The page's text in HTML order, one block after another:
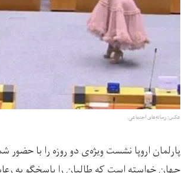
عکس: رسانه‌های اجتماعی.
پارلمان اروپا نشست ویژه‌ی دو روزه را با حضور